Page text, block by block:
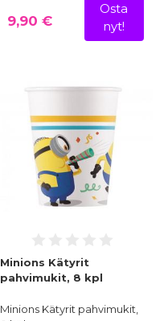
9,90 €
Osta
nyt!
Minions Kätyrit
pahvimukit, 8 kpl
Minions Kätyrit pahvimukit,